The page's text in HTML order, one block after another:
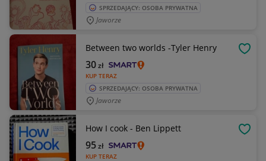
SPRZEDAJĄCY: OSOBA PRYWATNA
Jaworze
Between two worlds -Tyler Henry
KUP TERAZ
30zł
SPRZEDAJĄCY: OSOBA PRYWATNA
Jaworze
How I cook - Ben Lippett
KUP TERAZ
95zł